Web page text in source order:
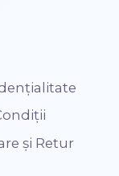
și Retur